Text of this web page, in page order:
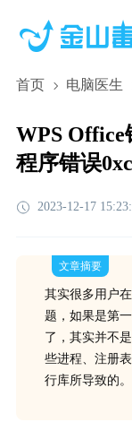
首页 电脑医生
WPS Office
程序错误
2023-12-17
文章摘要
其实很多用户
题，如果是第
了，其实并不
些进程、注册
行库所导致的。